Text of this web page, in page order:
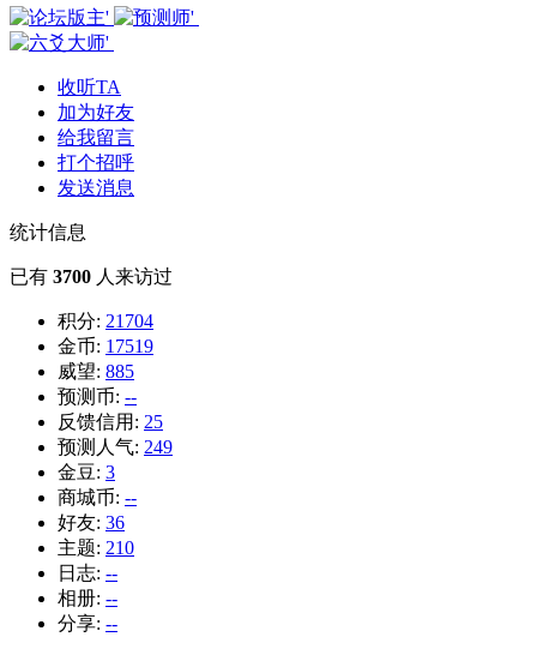
收听TA
加为好友
给我留言
打个招呼
发送消息
统计信息
已有 3700 人来访过
积分: 21704
金币: 17519
威望: 885
预测币: --
反馈信用: 25
预测人气: 249
金豆: 3
商城币: --
好友: 36
主题: 210
日志: --
相册: --
分享: --